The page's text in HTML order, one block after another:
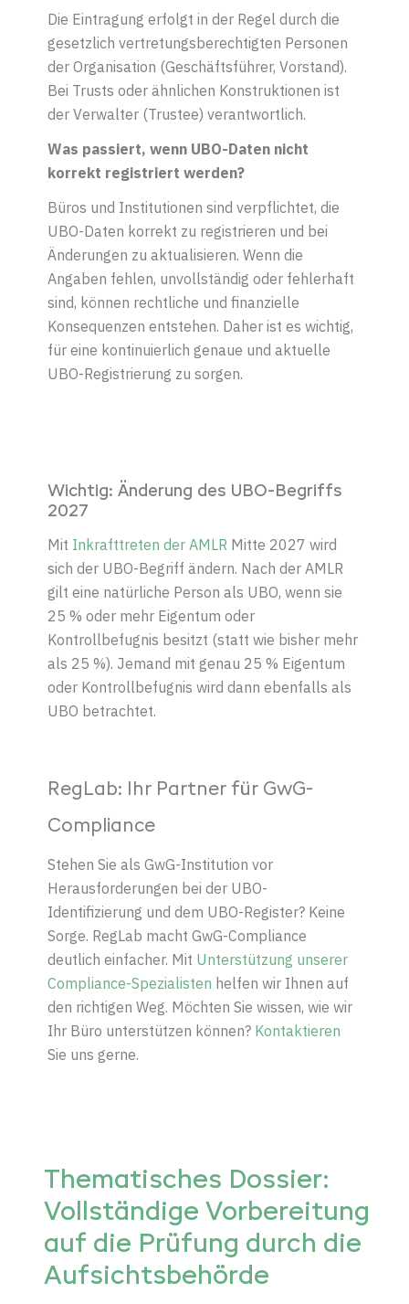
Die Eintragung erfolgt in der Regel durch die
gesetzlich vertretungsberechtigten Personen
der Organisation (Geschäftsführer, Vorstand).
Bei Trusts oder ähnlichen Konstruktionen ist
der Verwalter (Trustee) verantwortlich.
Was passiert, wenn UBO-Daten nicht
korrekt registriert werden?
Büros und Institutionen sind verpflichtet, die
UBO-Daten korrekt zu registrieren und bei
Änderungen zu aktualisieren. Wenn die
Angaben fehlen, unvollständig oder fehlerhaft
sind, können rechtliche und finanzielle
Konsequenzen entstehen. Daher ist es wichtig,
für eine kontinuierlich genaue und aktuelle
UBO-Registrierung zu sorgen.
Wichtig: Änderung des UBO-Begriffs
2027
Mit Inkrafttreten der AMLR Mitte 2027 wird
sich der UBO-Begriff ändern. Nach der AMLR
gilt eine natürliche Person als UBO, wenn sie
25 % oder mehr Eigentum oder
Kontrollbefugnis besitzt (statt wie bisher mehr
als 25 %). Jemand mit genau 25 % Eigentum
oder Kontrollbefugnis wird dann ebenfalls als
UBO betrachtet.
RegLab: Ihr Partner für GwG-
Compliance
Stehen Sie als GwG-Institution vor
Herausforderungen bei der UBO-
Identifizierung und dem UBO-Register? Keine
Sorge. RegLab macht GwG-Compliance
deutlich einfacher. Mit Unterstützung unserer
Compliance-Spezialisten helfen wir Ihnen auf
den richtigen Weg. Möchten Sie wissen, wie wir
Ihr Büro unterstützen können? Kontaktieren
Sie uns gerne.
Thematisches Dossier:
Vollständige Vorbereitung
auf die Prüfung durch die
Aufsichtsbehörde